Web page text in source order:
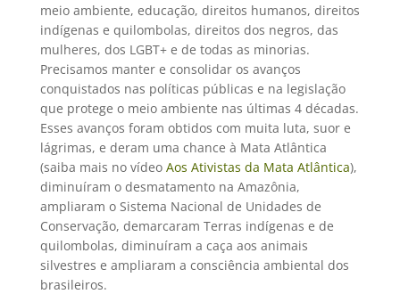
meio ambiente, educação, direitos humanos, direitos
indígenas e quilombolas, direitos dos negros, das
mulheres, dos LGBT+ e de todas as minorias.
Precisamos manter e consolidar os avanços
conquistados nas políticas públicas e na legislação
que protege o meio ambiente nas últimas 4 décadas.
Esses avanços foram obtidos com muita luta, suor e
lágrimas, e deram uma chance à Mata Atlântica
(saiba mais no vídeo Aos Ativistas da Mata Atlântica),
diminuíram o desmatamento na Amazônia,
ampliaram o Sistema Nacional de Unidades de
Conservação, demarcaram Terras indígenas e de
quilombolas, diminuíram a caça aos animais
silvestres e ampliaram a consciência ambiental dos
brasileiros.